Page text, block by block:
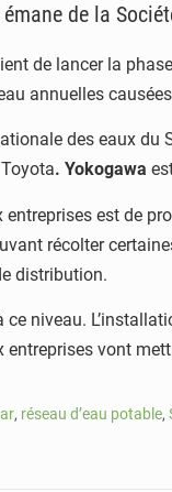
de la
de lancer la
annuelles
des eaux du
. Yokogawa
est de
récolter
distribution.
niveau.
vont
, réseau d’eau potable,